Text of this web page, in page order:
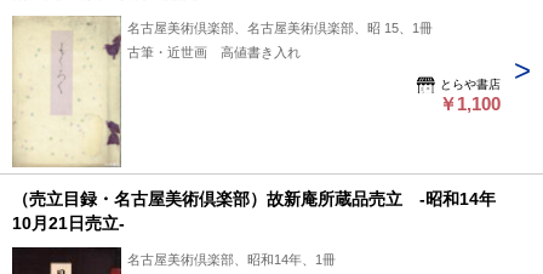
名古屋美術倶楽部、名古屋美術倶楽部、昭 15、1冊
古筆・近世画 高値書き入れ
とらや書店
￥1,100
（売立目録・名古屋美術倶楽部）故新庵所蔵品売立 -昭和14年
10月21日売立-
名古屋美術倶楽部、昭和14年、1冊